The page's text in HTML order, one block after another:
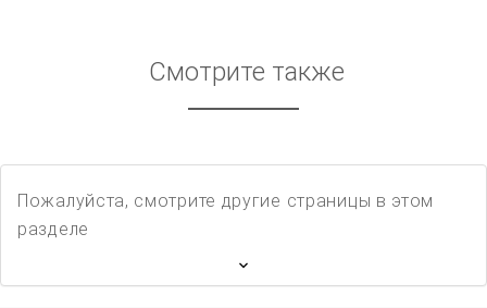
Смотрите также
Пожалуйста, смотрите другие страницы в этом
разделе